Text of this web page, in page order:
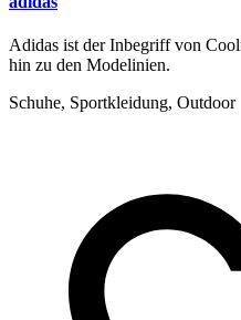
Adidas ist der Inbegriff von
hin zu den Modelinien.
Schuhe, Sportkleidung, Outdoor